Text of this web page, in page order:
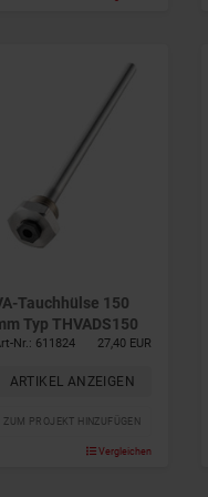
Tauchhülse 150
Typ THVADS150
Nr.: 611824 27,40 EUR
ARTIKEL ANZEIGEN
ZUM PROJEKT HINZUFÜGEN
Vergleichen